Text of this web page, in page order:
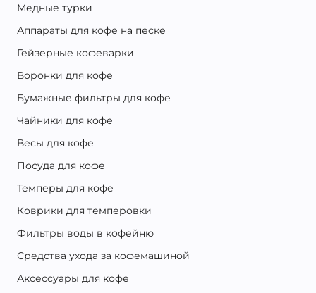
Медные турки
Аппараты для кофе на песке
Гейзерные кофеварки
Воронки для кофе
Бумажные фильтры для кофе
Чайники для кофе
Весы для кофе
Посуда для кофе
Темперы для кофе
Коврики для темперовки
Фильтры воды в кофейню
Средства ухода за кофемашиной
Аксессуары для кофе